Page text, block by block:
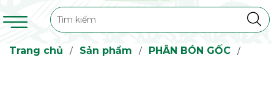
Trang chủ / Sản phẩm / PHÂN BÓN GỐC
/